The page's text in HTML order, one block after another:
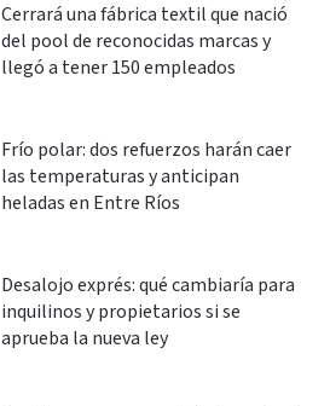
Cerrará una fábrica textil que nació
del pool de reconocidas marcas y
llegó a tener 150 empleados
Frío polar: dos refuerzos harán caer
las temperaturas y anticipan
heladas en Entre Ríos
Desalojo exprés: qué cambiaría para
inquilinos y propietarios si se
aprueba la nueva ley